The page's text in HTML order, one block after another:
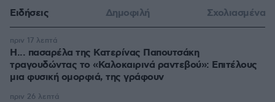
Ειδήσεις Δημοφιλή Σχολιασμένα
Η... πασαρέλα της Κατερίνας Παπουτσάκη
τραγουδώντας το «Καλοκαιρινά ραντεβού»: Επιτέλους
μια φυσική ομορφιά, της γράφουν
πριν 17 λεπτά
πριν 26 λεπτά